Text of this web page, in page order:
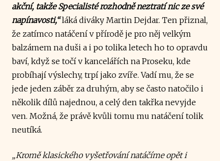
akční, takže Specialisté rozhodně neztratí nic ze své
napínavosti,“láká diváky Martin Dejdar. Ten přiznal,
že zatímco natáčení v přírodě je pro něj velkým
balzámem na duši a i po tolika letech ho to opravdu
baví, když se točí v kancelářích na Proseku, kde
probíhají výslechy, trpí jako zvíře. Vadí mu, že se
jede jeden záběr za druhým, aby se často natočilo i
několik dílů najednou, a celý den takřka nevyjde
ven. Možná, že právě kvůli tomu mu natáčení tolik
neutíká.
„Kromě klasického vyšetřování natáčíme opět i